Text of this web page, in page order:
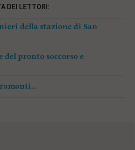
DEI LETTORI:
della stazione di San
del pronto soccorso e